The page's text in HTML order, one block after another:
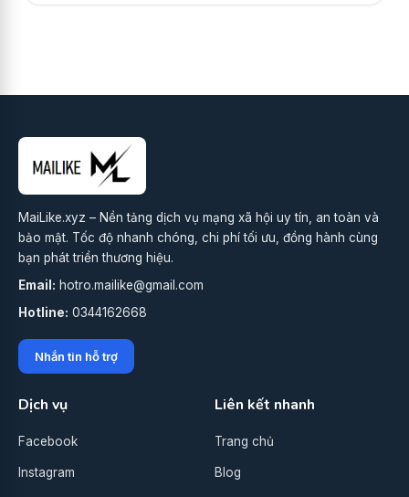
MaiLike.xyz – Nền tảng dịch vụ mạng xã hội uy tín, an toàn và
bảo mật. Tốc độ nhanh chóng, chi phí tối ưu, đồng hành cùng
bạn phát triển thương hiệu.
Email: hotro.mailike@gmail.com
Hotline: 0344162668
Nhắn tin hỗ trợ
Dịch vụ
Facebook
Instagram
Liên kết nhanh
Trang chủ
Blog